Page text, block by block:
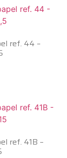
ref. 44 –
ref. 41B –